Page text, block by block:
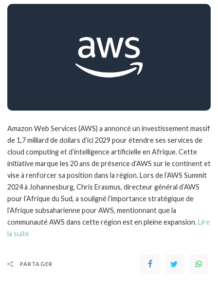
Amazon Web Services (AWS) a annoncé un investissement massif
de 1,7 milliard de dollars d’ici 2029 pour étendre ses services de
cloud computing et d’intelligence artificielle en Afrique. Cette
initiative marque les 20 ans de présence d’AWS sur le continent et
vise à renforcer sa position dans la région. Lors de l’AWS Summit
2024 à Johannesburg, Chris Erasmus, directeur général d’AWS
pour l’Afrique du Sud, a souligné l’importance stratégique de
l’Afrique subsaharienne pour AWS, mentionnant que la
communauté AWS dans cette région est en pleine expansion.Lire
la suite
PARTAGER